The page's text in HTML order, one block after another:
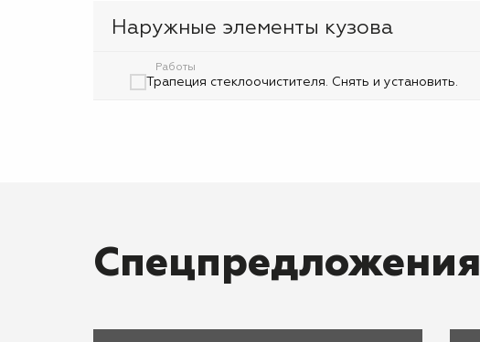
Наружные элементы кузова
Работы
Трапеция стеклоочистителя. Снять и установить.
Спецпредложения